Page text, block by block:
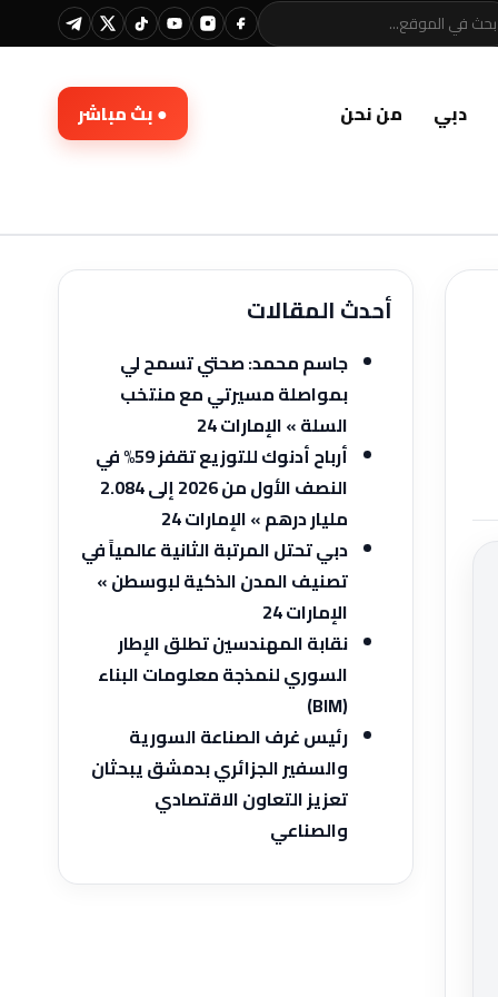
دبي من نحن ● بث مباشر
أحدث المقالات
جاسم محمد: صحتي تسمح لي
بمواصلة مسيرتي مع منتخب
السلة » الإمارات 24
أرباح أدنوك للتوزيع تقفز 59% في
النصف الأول من 2026 إلى 2.084
مليار درهم » الإمارات 24
دبي تحتل المرتبة الثانية عالمياً في
تصنيف المدن الذكية لبوسطن »
الإمارات 24
نقابة المهندسين تطلق الإطار
‌‎(BIM)
رئيس غرف الصناعة السورية
والسفير الجزائري بدمشق يبحثان
تعزيز ‏التعاون الاقتصادي
والصناعي‎